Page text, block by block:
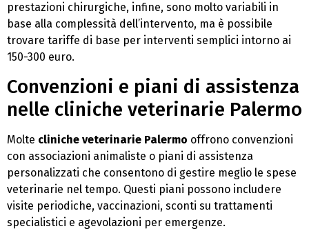
prestazioni chirurgiche, infine, sono molto variabili in
base alla complessità dell’intervento, ma è possibile
trovare tariffe di base per interventi semplici intorno ai
150-300 euro.
Convenzioni e piani di assistenza
nelle cliniche veterinarie Palermo
Molte cliniche veterinarie Palermo offrono convenzioni
con associazioni animaliste o piani di assistenza
personalizzati che consentono di gestire meglio le spese
veterinarie nel tempo. Questi piani possono includere
visite periodiche, vaccinazioni, sconti su trattamenti
specialistici e agevolazioni per emergenze.